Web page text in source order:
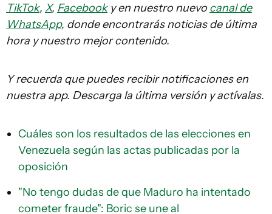
TikTok, X, Facebooky en nuestro nuevo canal de
WhatsApp, donde encontrarás noticias de última
hora y nuestro mejor contenido.
Y recuerda que puedes recibir notificaciones en
nuestra app. Descarga la última versión y actívalas.
Cuáles son los resultados de las elecciones en
Venezuela según las actas publicadas por la
oposición
"No tengo dudas de que Maduro ha intentado
cometer fraude": Boric se une al